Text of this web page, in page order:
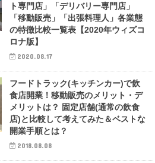
ト専門店」「デリバリー専門店」
「移動販売」「出張料理人」各業態
の特徴比較一覧表【2020年ウィズコ
ロナ版】
2020.08.17
フードトラック(キッチンカー)で飲
食店開業！移動販売のメリット・デ
メリットは？ 固定店舗(通常の飲食
店)と比較して考えてみた＆ベストな
開業手順とは？
2018.08.08